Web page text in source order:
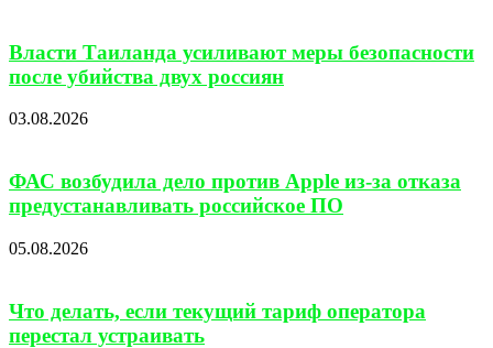
Власти Таиланда усиливают меры безопасности
после убийства двух россиян
03.08.2026
ФАС возбудила дело против Apple из-за отказа
предустанавливать российское ПО
05.08.2026
Что делать, если текущий тариф оператора
перестал устраивать